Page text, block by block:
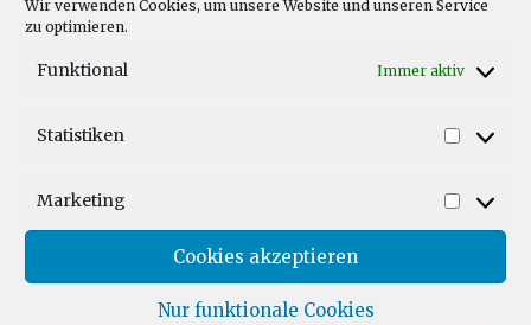
Wir verwenden Cookies, um unsere Website und unseren Service
zu optimieren.
Funktional Immer aktiv
Statistiken
Marketing
Cookies akzeptieren
Nur funktionale Cookies